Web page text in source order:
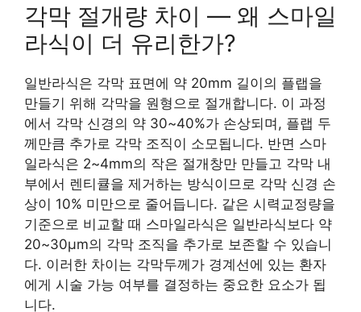
각막 절개량 차이 — 왜 스마일
라식이 더 유리한가?
일반라식은 각막 표면에 약 20mm 길이의 플랩을
만들기 위해 각막을 원형으로 절개합니다. 이 과정
에서 각막 신경의 약 30~40%가 손상되며, 플랩 두
께만큼 추가로 각막 조직이 소모됩니다. 반면 스마
일라식은 2~4mm의 작은 절개창만 만들고 각막 내
부에서 렌티큘을 제거하는 방식이므로 각막 신경 손
상이 10% 미만으로 줄어듭니다. 같은 시력교정량을
기준으로 비교할 때 스마일라식은 일반라식보다 약
20~30μm의 각막 조직을 추가로 보존할 수 있습니
다. 이러한 차이는 각막두께가 경계선에 있는 환자
에게 시술 가능 여부를 결정하는 중요한 요소가 됩
니다.